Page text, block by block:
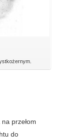
przełom
do